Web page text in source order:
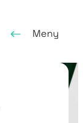
Meny